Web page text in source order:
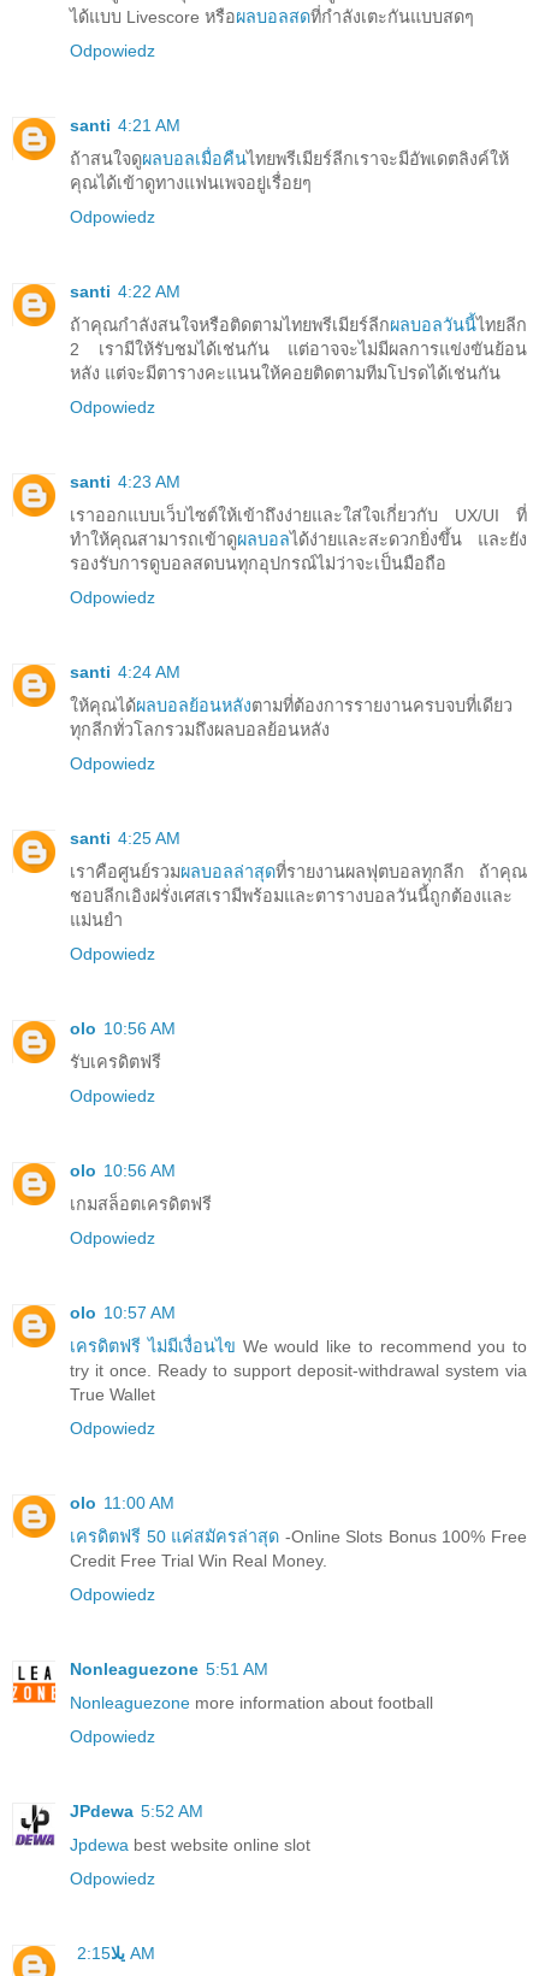
ได้แบบ Livescore หรือผลบอลสดที่กำลังเตะกันแบบสดๆ
Odpowiedz
santi 4:21 AM
ถ้าสนใจดูผลบอลเมื่อคืนไทยพรีเมียร์ลีกเราจะมีอัพเดตลิงค์ให้
คุณได้เข้าดูทางแฟนเพจอยู่เรื่อยๆ
Odpowiedz
santi 4:22 AM
ถ้าคุณกำลังสนใจหรือติดตามไทยพรีเมียร์ลีกผลบอลวันนี้ไทยลีก
2 เรามีให้รับชมได้เช่นกัน แต่อาจจะไม่มีผลการแข่งขันย้อน
หลัง แต่จะมีตารางคะแนนให้คอยติดตามทีมโปรดได้เช่นกัน
Odpowiedz
santi 4:23 AM
เราออกแบบเว็บไซต์ให้เข้าถึงง่ายและใส่ใจเกี่ยวกับ UX/UI ที่
ทำให้คุณสามารถเข้าดูผลบอลได้ง่ายและสะดวกยิ่งขึ้น และยัง
รองรับการดูบอลสดบนทุกอุปกรณ์ไม่ว่าจะเป็นมือถือ
Odpowiedz
santi 4:24 AM
ให้คุณได้ผลบอลย้อนหลังตามที่ต้องการรายงานครบจบที่เดียว
ทุกลีกทั่วโลกรวมถึงผลบอลย้อนหลัง
Odpowiedz
santi 4:25 AM
เราคือศูนย์รวมผลบอลล่าสุดที่รายงานผลฟุตบอลทุกลีก ถ้าคุณ
ชอบลีกเอิงฝรั่งเศสเรามีพร้อมและตารางบอลวันนี้ถูกต้องและ
แม่นยำ
Odpowiedz
olo 10:56 AM
รับเครดิตฟรี
Odpowiedz
olo 10:56 AM
เกมสล็อตเครดิตฟรี
Odpowiedz
olo 10:57 AM
เครดิตฟรี ไม่มีเงื่อนไข We would like to recommend you to
try it once. Ready to support deposit-withdrawal system via
True Wallet
Odpowiedz
olo 11:00 AM
เครดิตฟรี 50 แค่สมัครล่าสุด -Online Slots Bonus 100% Free
Credit Free Trial Win Real Money.
Odpowiedz
Nonleaguezone 5:51 AM
Nonleaguezone more information about football
Odpowiedz
JPdewa 5:52 AM
Jpdewa best website online slot
Odpowiedz
يلا 2:15 AM